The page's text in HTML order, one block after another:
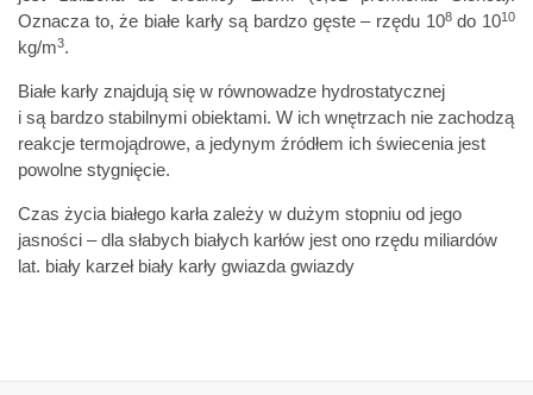
Oznacza to, że białe karły są bardzo gęste – rzędu 108do 1010
kg/m3.
Białe karły znajdują się w równowadze hydrostatycznej
i są bardzo stabilnymi obiektami. W ich wnętrzach nie zachodzą
reakcje termojądrowe, a jedynym źródłem ich świecenia jest
powolne stygnięcie.
Czas życia białego karła zależy w dużym stopniu od jego
jasności – dla słabych białych karłów jest ono rzędu miliardów
lat. biały karzeł biały karły gwiazda gwiazdy